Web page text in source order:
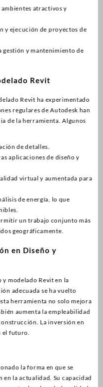
ambientes atractivos y
y ejecución de proyectos de
gestión y mantenimiento de
Revit
Revit ha experimentado
regulares de Autodesk han
de la herramienta. Algunos
de detalles.
aplicaciones de diseño y
virtual y aumentada para
de energía, lo que
un trabajo conjunto más
geográficamente.
en Diseño y
y modelado Revit en la
adecuada se ha vuelto
herramienta no solo mejora
aumenta la empleabilidad
La inversión en
el futuro.
la forma en que se
la actualidad. Su capacidad